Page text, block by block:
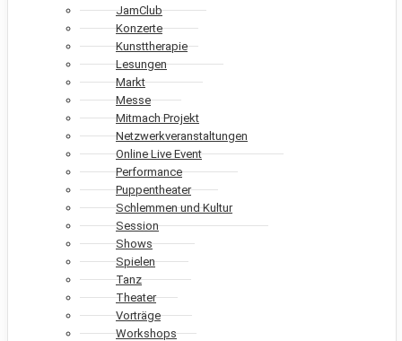
JamClub
Konzerte
Kunsttherapie
Lesungen
Markt
Messe
Mitmach Projekt
Netzwerkveranstaltungen
Online Live Event
Performance
Puppentheater
Schlemmen und Kultur
Session
Shows
Spielen
Tanz
Theater
Vorträge
Workshops